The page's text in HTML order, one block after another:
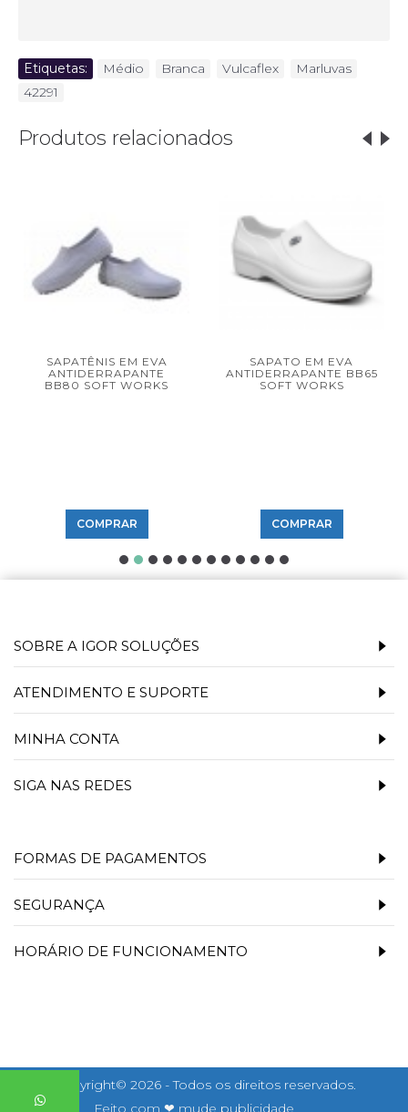
Etiquetas: Médio Branca Vulcaflex Marluvas
42291
Produtos relacionados
SAPATÊNIS EM EVA
ANTIDERRAPANTE
BB80 SOFT WORKS
COMPRAR
SAPATO EM EVA
ANTIDERRAPANTE BB65
SOFT WORKS
COMPRAR
SOBRE A IGOR SOLUÇÕES
ATENDIMENTO E SUPORTE
MINHA CONTA
SIGA NAS REDES
FORMAS DE PAGAMENTOS
SEGURANÇA
HORÁRIO DE FUNCIONAMENTO
Copyright© 2026 - Todos os direitos reservados.
Feito com ❤ mude publicidade